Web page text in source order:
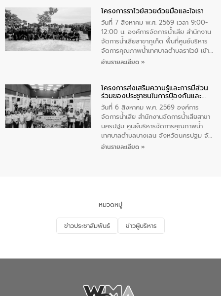
ทองคำและประกาศเกียรติคุณให้แก่ กำนัน
ผู้ใหญ่บ้านยอดเยี่ยม พร้อมกล่าวชื่นชม ให้
โอวาท และมอบนโยบาย
โครงการราไวย์สวยด้วยมือและใจเรา
วันที่ 7 สิงหาคม พ.ศ. 2569 เวลา 9:00-
12:00 น. องค์การจัดการน้ำเสีย สำนักงาน
จัดการน้ำเสียสาขาภูเก็ต พื้นที่ศูนย์บริหาร
จัดการคุณภาพน้ำเทศบาลตำบลราไวย์ เข้า
ร่วมโครงการราไวย์สวยด้วยมือและใจเรา
ประชาชน ตัวแทนจากโรงแรมต่างๆ ในเขต
เทศบาลตำบลราไวย์ ศูนย์บริหารจัดการ
คุณภาพน้ำเทศบาลตำบลราไวย์ นำโดยนาย
น้อย แก้วเศษ ผู้จัดการสำนักงานจัดการน้ำ
เสียสาขาภูเก็ต พร้อมด้วยเจ้าหน้าที่ จำนวน
5 คน ร่วมทำกิจกรรม ทำความสะอาด
ชายหาดและแหล่งท่องเที่ยว ณ บริเวณ
อ่านรายละเอียด »
โครงการส่งเสริมความรู้และการมีส่วน
ร่วมของประชาชนในการป้องกันและ
แก้ไขปัญหาน้ำเสียอย่างยั่งยืน
วันที่ 6 สิงหาคม พ.ศ. 2569 องค์การ
จัดการน้ำเสีย สำนักงานจัดการน้ำเสียสาขา
นครปฐม ศูนย์บริหารจัดการคุณภาพน้ำ
เทศบาลตำบลบางเลน จังหวัดนครปฐม จัด
กิจกรรมภายใต้โครงการส่งเสริมความรู้และ
จัดการน้ำเสียและสร้างจิตสำนึกในการ
อนุรักษ์สิ่งแวดล้อม ในหัวข้อ “น้ำเสียชุมชน
และการบำบัดน้ำเสียเบื้องต้น” โดยให้ความรู้
เกี่ยวกับสาเหตุและผลกระทบของน้ำเสีย
ณ เทศบาลตำบลบางเลน จังหวัดนครปฐม
อ่านรายละเอียด »
หมวดหมู่
ข่าวประชาสัมพันธ์ ข่าวผู้บริหาร